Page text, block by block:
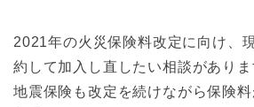
2021年の火災保険料改定に向け、
約して加入し直したい相談があり
地震保険も改定を続けながら保険